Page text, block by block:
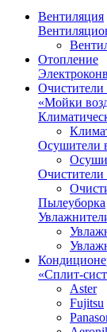
Вентиляция
Отопление
Очистители
«Мойки
Осушители
Очистители
Пылеуборка
«Сплит-
Aster
Fujitsu